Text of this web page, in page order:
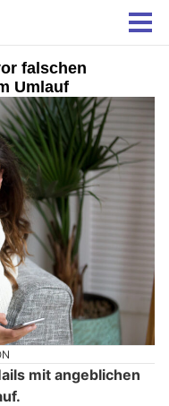
falschen
Umlauf
mit angeblichen